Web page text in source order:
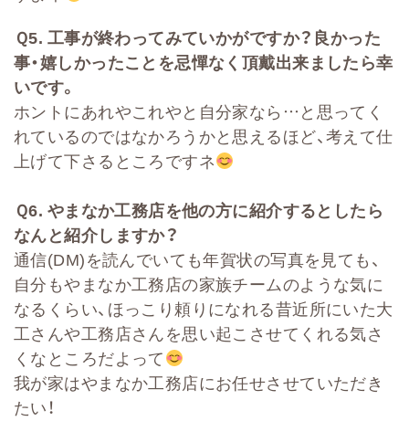
Ｑ5. 工事が終わってみていかがですか？良かった
事・嬉しかったことを忌憚なく頂戴出来ましたら幸
いです。
ホントにあれやこれやと自分家なら…と思ってく
れているのではなかろうかと思えるほど、考えて仕
上げて下さるところですネ
Ｑ6. やまなか工務店を他の方に紹介するとしたら
なんと紹介しますか？
通信(DM)を読んでいても年賀状の写真を見ても、
自分もやまなか工務店の家族チームのような気に
なるくらい、ほっこり頼りになれる昔近所にいた大
工さんや工務店さんを思い起こさせてくれる気さ
くなところだよって
我が家はやまなか工務店にお任せさせていただき
たい！